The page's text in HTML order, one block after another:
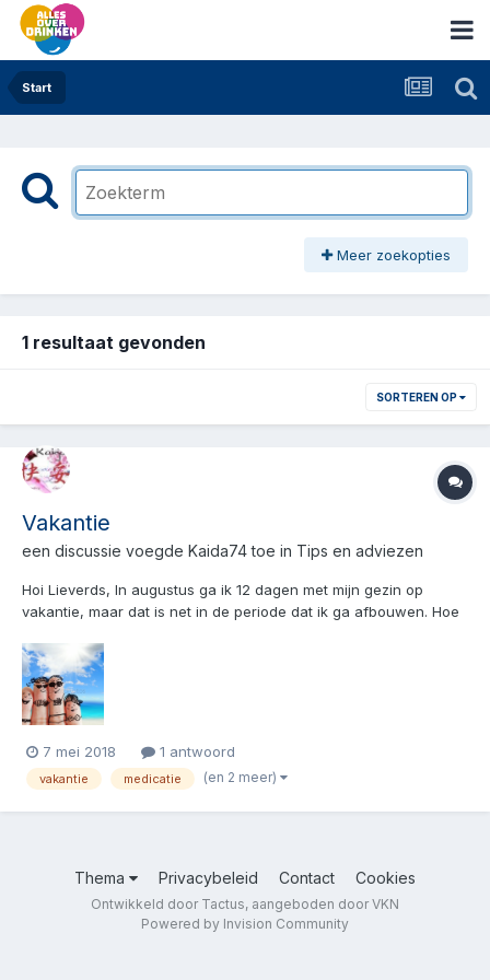
Start
Meer zoekopties
1 resultaat gevonden
SORTEREN OP
Vakantie
een discussie voegde Kaida74toe in Tips en adviezen
Hoi Lieverds, In augustus ga ik 12 dagen met mijn gezin op
vakantie, maar dat is net in de periode dat ik ga afbouwen. Hoe
je door met afbouwen? Ben erg benieuwd naar jullie ervaringen.
7 mei 2018 1 antwoord
vakantie medicatie (en 2 meer)
Thema Privacybeleid Contact Cookies
Ontwikkeld door Tactus, aangeboden door VKN
Powered by Invision Community